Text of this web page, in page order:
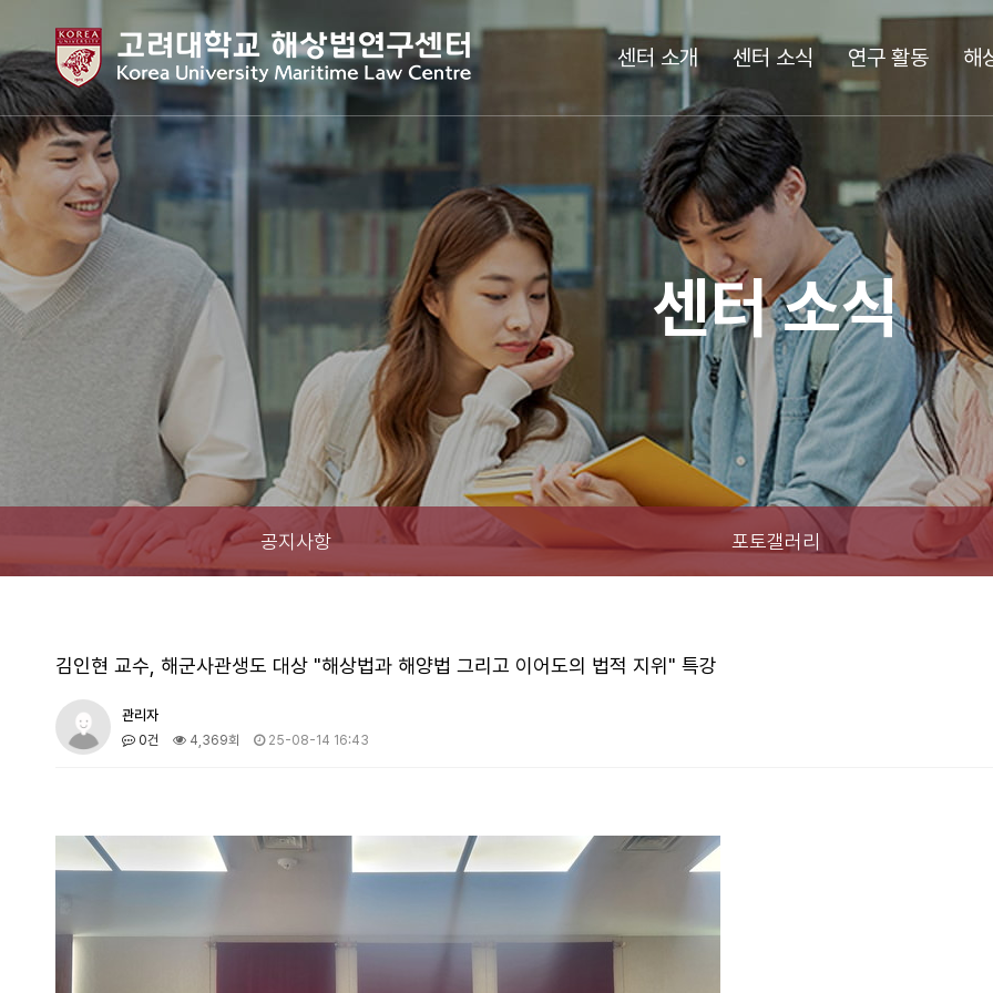
센터 소개 센터 소식 연구 활동 해
센터 소식
공지사항 포토갤러리
김인현 교수, 해군사관생도 대상 "해상법과 해양법 그리고 이어도의 법적 지위" 특강
관리자
0건 4,369회 25-08-14 16:43